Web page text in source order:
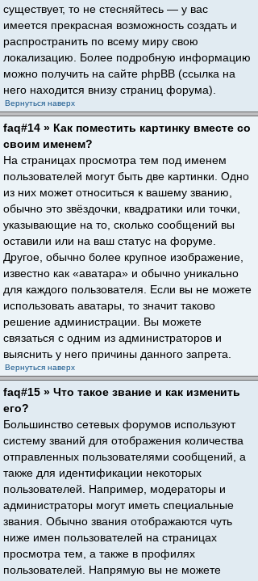
существует, то не стесняйтесь — у вас
имеется прекрасная возможность создать и
распространить по всему миру свою
локализацию. Более подробную информацию
можно получить на сайте phpBB (ссылка на
него находится внизу страниц форума).
Вернуться наверх
faq#14 » Как поместить картинку вместе со
своим именем?
На страницах просмотра тем под именем
пользователей могут быть две картинки. Одно
из них может относиться к вашему званию,
обычно это звёздочки, квадратики или точки,
указывающие на то, сколько сообщений вы
оставили или на ваш статус на форуме.
Другое, обычно более крупное изображение,
известно как «аватара» и обычно уникально
для каждого пользователя. Если вы не можете
использовать аватары, то значит таково
решение администрации. Вы можете
связаться с одним из администраторов и
выяснить у него причины данного запрета.
Вернуться наверх
faq#15 » Что такое звание и как изменить
его?
Большинство сетевых форумов используют
систему званий для отображения количества
отправленных пользователями сообщений, а
также для идентификации некоторых
пользователей. Например, модераторы и
администраторы могут иметь специальные
звания. Обычно звания отображаются чуть
ниже имен пользователей на страницах
просмотра тем, а также в профилях
пользователей. Напрямую вы не можете